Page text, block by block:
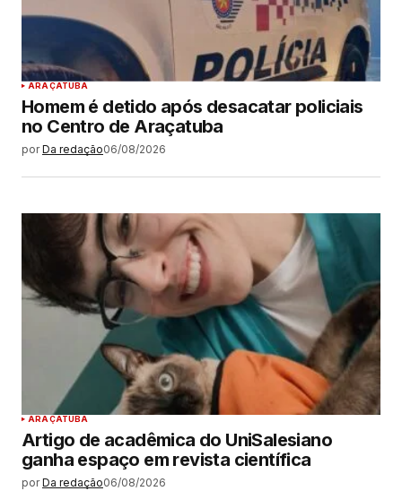
ARAÇATUBA
Homem é detido após desacatar policiais
no Centro de Araçatuba
por Da redação06/08/2026
ARAÇATUBA
Artigo de acadêmica do UniSalesiano
ganha espaço em revista científica
por Da redação06/08/2026